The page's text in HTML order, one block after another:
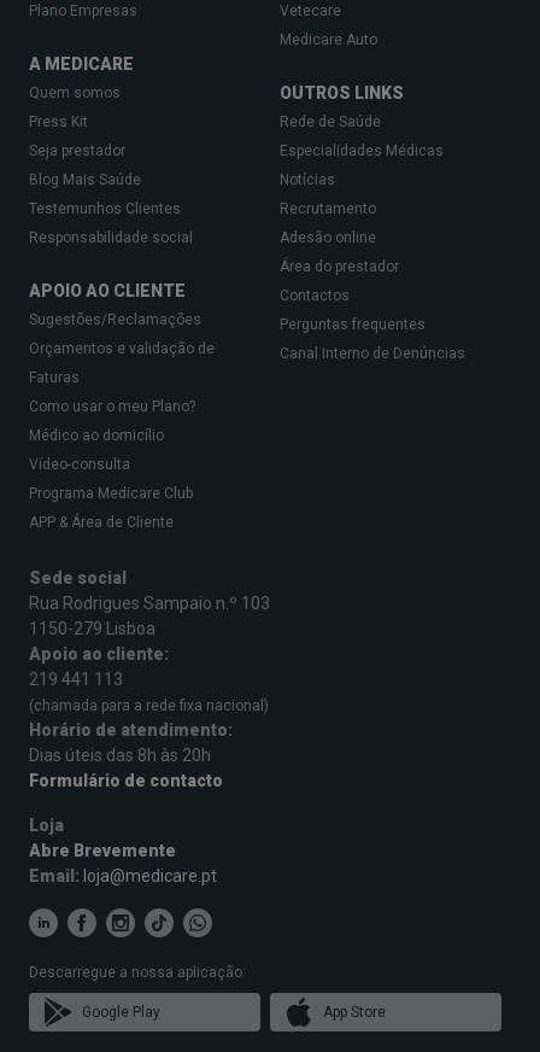
Plano Empresas
A MEDICARE
Quem somos
Press Kit
Seja prestador
Blog Mais Saúde
Testemunhos Clientes
Responsabilidade social
APOIO AO CLIENTE
Sugestões/Reclamações
Orçamentos e validação de
Faturas
Como usar o meu Plano?
Médico ao domicílio
Vídeo-consulta
Programa Medicare Club
APP & Área de Cliente
Vetecare
Medicare Auto
OUTROS LINKS
Rede de Saúde
Especialidades Médicas
Notícias
Recrutamento
Adesão online
Área do prestador
Contactos
Perguntas frequentes
Canal Interno de Denúncias
Sede social
Rua Rodrigues Sampaio n.º 103
1150-279 Lisboa
Apoio ao cliente:
219 441 113
(chamada para a rede fixa nacional)
Horário de atendimento:
Dias úteis das 8h às 20h
Formulário de contacto
Loja
Abre Brevemente
Email: loja@medicare.pt
Descarregue a nossa aplicação:
Google Play App Store